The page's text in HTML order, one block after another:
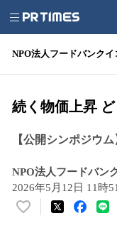
NPO法人フードバンクイ
続く物価上昇
【公開シンポジウ
NPO法人フードバン
2026年5月12日 11時
い